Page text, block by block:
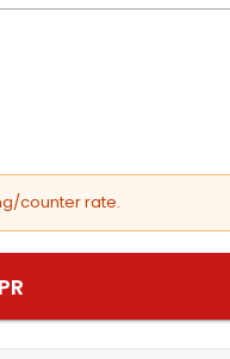
counter rate.